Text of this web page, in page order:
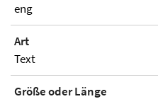
eng
Art
Text
Größe oder Länge